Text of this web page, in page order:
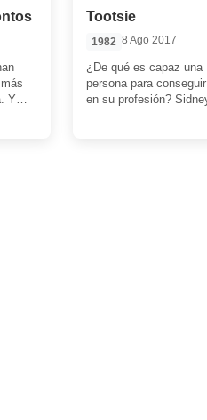
Y
Tootsie
1982 8 Ago 2017
¿De qué es capaz una
persona para
en su profesión?